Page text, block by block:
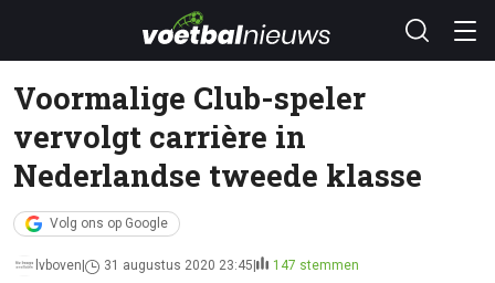
Voormalige Club-speler
vervolgt carrière in
Nederlandse tweede klasse
Volg ons op Google
lvboven 31 augustus 2020 23:45 147 stemmen